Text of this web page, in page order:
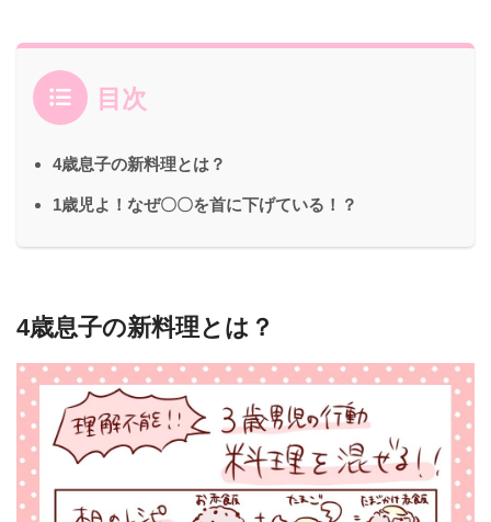
目次
4歳息子の新料理とは？
1歳児よ！なぜ〇〇を首に下げている！？
4歳息子の新料理とは？